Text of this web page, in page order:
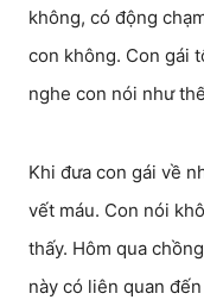
không, có động
con không. Con gái
nghe con nói như
Khi đưa con gái về
vết máu. Con nói
thấy. Hôm qua
này có liên quan